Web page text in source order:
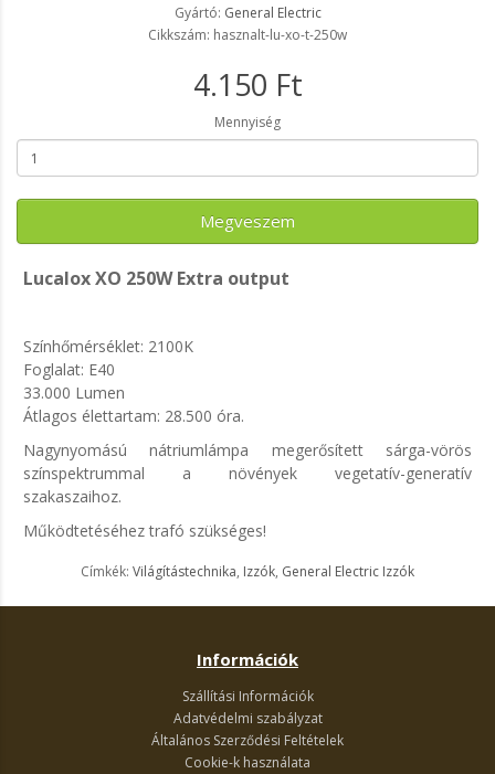
Gyártó: General Electric
Cikkszám: hasznalt-lu-xo-t-250w
4.150 Ft
Mennyiség
Megveszem
Lucalox XO 250W Extra output
Színhőmérséklet: 2100K
Foglalat: E40
33.000 Lumen
Átlagos élettartam: 28.500 óra.
Nagynyomású nátriumlámpa megerősített sárga-vörös
színspektrummal a növények vegetatív-generatív
szakaszaihoz.
Működtetéséhez trafó szükséges!
Címkék: Világítástechnika, Izzók, General Electric Izzók
Információk
Szállítási Információk
Adatvédelmi szabályzat
Általános Szerződési Feltételek
Cookie-k használata